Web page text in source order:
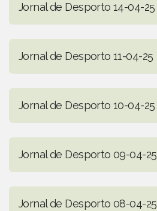
Jornal de Desporto 14-04-25
Jornal de Desporto 11-04-25
Jornal de Desporto 10-04-25
Jornal de Desporto 09-04-25
Jornal de Desporto 08-04-25